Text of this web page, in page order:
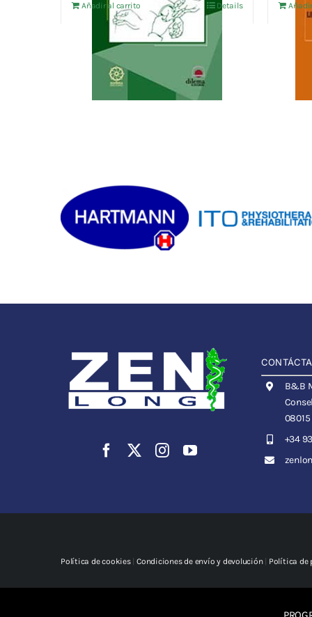
Añadir al carrito Details
B&B
+34
Política de cookies|Condiciones de envío y devolución| Política de